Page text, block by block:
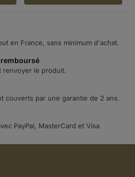
en France, sans minimum d'achat.
renvoyer le produit.
couverts par une garantie de 2 ans.
PayPal, MasterCard et Visa